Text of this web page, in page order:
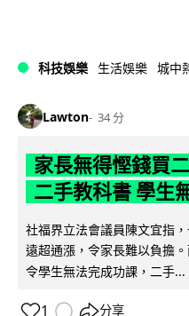
科技娛樂 生活娛樂 城中
Lawton 34 分
家長無得慳錢買
二手教科書 學生
社福界立法會議員陳文宜指
遠超通漲，令家長難以負擔
令學生無法完成功課，二手...
1 分享